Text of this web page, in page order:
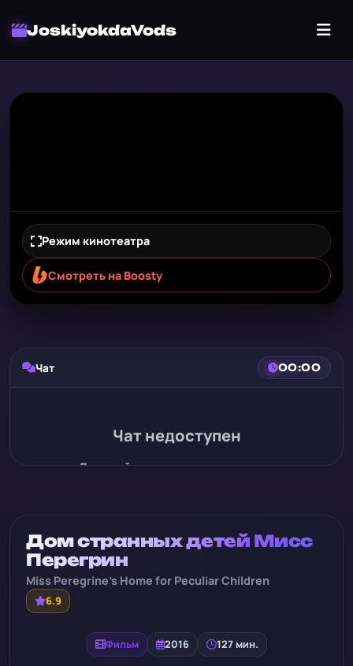
JoskiyokdaVods
Режим кинотеатра
Смотреть на Boosty
Чат 00:00
Чат недоступен
Для этой записи нет истории чата
Дом странных детей Мисс
Перегрин
Miss Peregrine's Home for Peculiar Children
6.9
Фильм 2016 127 мин.